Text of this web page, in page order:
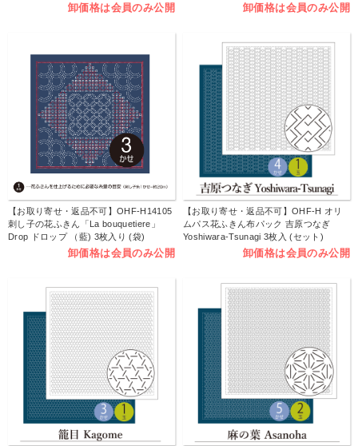
卸価格は会員のみ公開 卸価格は会員のみ公開
【お取り寄せ・返品不可】OHF-H14105
刺し子の花ふきん「La bouquetiere」
Drop ドロップ （藍) 3枚入り (袋)
卸価格は会員のみ公開
【お取り寄せ・返品不可】OHF-H オリ
ムパス花ふきん布パック 吉原つなぎ
Yoshiwara-Tsunagi 3枚入 (セット)
卸価格は会員のみ公開